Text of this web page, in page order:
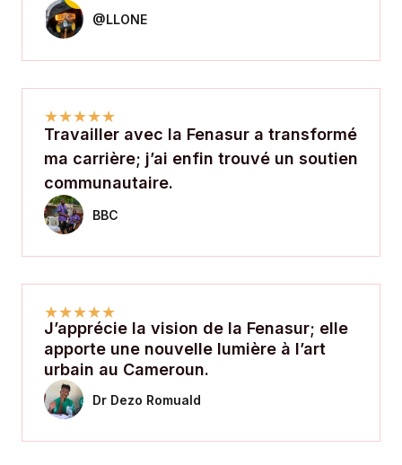
@LLONE
★★★★★
Travailler avec la Fenasur a transformé
ma carrière; j’ai enfin trouvé un soutien
communautaire.
BBC
★★★★★
J’apprécie la vision de la Fenasur; elle
apporte une nouvelle lumière à l’art
urbain au Cameroun.
Dr Dezo Romuald